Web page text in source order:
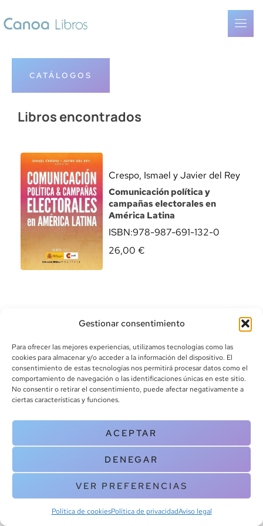
Gestionar consentimiento
Para ofrecer las mejores experiencias, utilizamos tecnologías como las
cookies para almacenar y/o acceder a la información del dispositivo. El
consentimiento de estas tecnologías nos permitirá procesar datos como el
comportamiento de navegación o las identificaciones únicas en este sitio.
No consentir o retirar el consentimiento, puede afectar negativamente a
ciertas características y funciones.
ACEPTAR
DENEGAR
VER PREFERENCIAS
Política de cookiesPolítica de privacidadAviso legal
CATÁLOGOS
Libros encontrados
Crespo, Ismael y Javier del Rey
Comunicación política y
campañas electorales en
América Latina
ISBN:978-987-691-132-0
26,00 €
info@canoalibros.com
pedidos@canoalibros.com
+34 934 242 391
CONTACTO
Copyright © 2025 Canoa Libros. All Rights Reserved |
cookies
| Aviso legal